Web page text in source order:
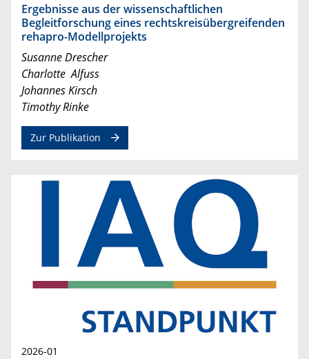
Ergebnisse aus der wissenschaftlichen
Begleitforschung eines rechtskreisübergreifenden
rehapro-Modellprojekts
Susanne Drescher
Charlotte Alfuss
Johannes Kirsch
Timothy Rinke
Zur Publikation
2026-01